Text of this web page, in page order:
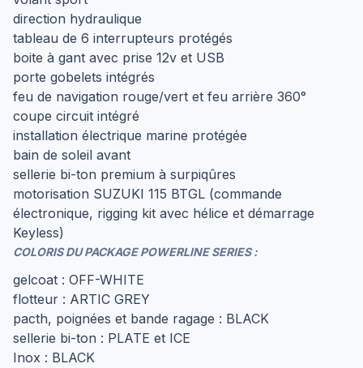
direction hydraulique
tableau de 6 interrupteurs protégés
boite à gant avec prise 12v et USB
porte gobelets intégrés
feu de navigation rouge/vert et feu arrière 360°
coupe circuit intégré
installation électrique marine protégée
bain de soleil avant
sellerie bi-ton premium à surpiqûres
motorisation SUZUKI 115 BTGL (commande
électronique, rigging kit avec hélice et démarrage
Keyless)
COLORIS DU PACKAGE POWERLINE SERIES :
gelcoat : OFF-WHITE
flotteur : ARTIC GREY
pacth, poignées et bande ragage : BLACK
sellerie bi-ton : PLATE et ICE
Inox : BLACK